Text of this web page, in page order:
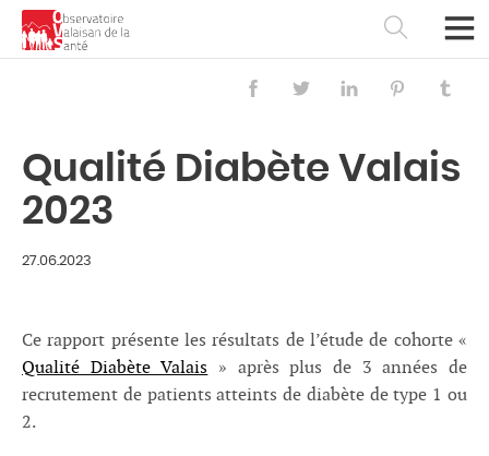
Français Deutsch
Qualité Diabète Valais
2023
27.06.2023
Ce rapport présente les résultats de l’étude de cohorte «
Qualité Diabète Valais » après plus de 3 années de
recrutement de patients atteints de diabète de type 1 ou
2.